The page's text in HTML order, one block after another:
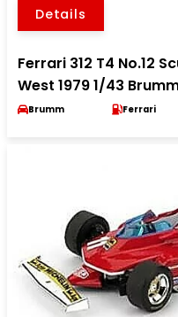
Details
Ferrari 312 T4 No.12
West 1979 1/43
Brumm Ferrari